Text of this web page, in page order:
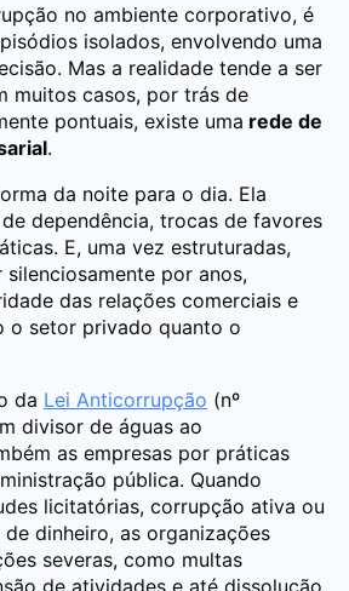
no ambiente corporativo, é
isolados, envolvendo uma
Mas a realidade tende a ser
muitos casos, por trás de
pontuais, existe uma rede de
.
da noite para o dia. Ela
dependência, trocas de favores
E, uma vez estruturadas,
por anos,
das relações comerciais e
o setor privado quanto o
da Lei Anticorrupção (nº
divisor de águas ao
as empresas por práticas
pública. Quando
licitatórias, corrupção ativa ou
dinheiro, as organizações
severas, como multas
de atividades e até dissolução